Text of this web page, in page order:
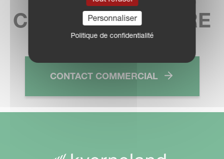
CONCESSIONNAIRE
CONTACT COMMERCIAL
Personnaliser
Politique de confidentialité